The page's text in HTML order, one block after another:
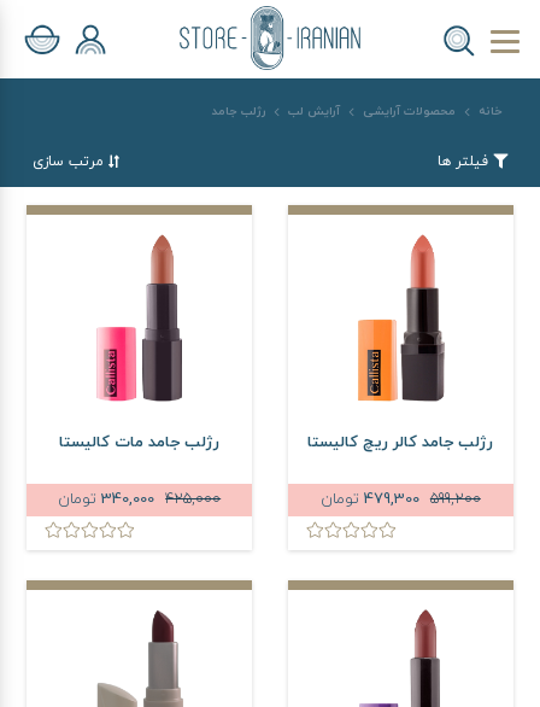
خانه محصولات آرایشی آرایش لب رژلب جامد
فیلتر ها مرتب سازی
رژلب جامد کالر ریچ کالیستا
599,200
479,300 تومان
رژلب جامد مات کالیستا
425,000 تومان